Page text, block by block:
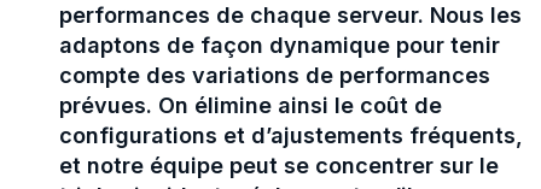
performances de chaque serveur. Nous les
adaptons de façon dynamique pour tenir
compte des variations de performances
prévues. On élimine ainsi le coût de
configurations et d’ajustements fréquents,
et notre équipe peut se concentrer sur le